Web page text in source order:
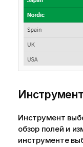
Инструмент
обзор полей и
инструменте